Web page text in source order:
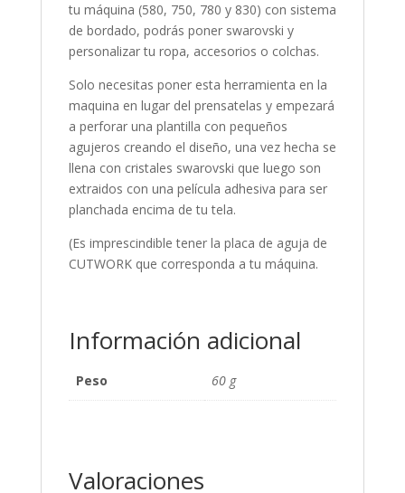
tu máquina (580, 750, 780 y 830) con sistema
de bordado, podrás poner swarovski y
personalizar tu ropa, accesorios o colchas.
Solo necesitas poner esta herramienta en la
maquina en lugar del prensatelas y empezará
a perforar una plantilla con pequeños
agujeros creando el diseño, una vez hecha se
llena con cristales swarovski que luego son
extraidos con una película adhesiva para ser
planchada encima de tu tela.
(Es imprescindible tener la placa de aguja de
CUTWORK que corresponda a tu máquina.
Información adicional
Peso 60 g
Valoraciones